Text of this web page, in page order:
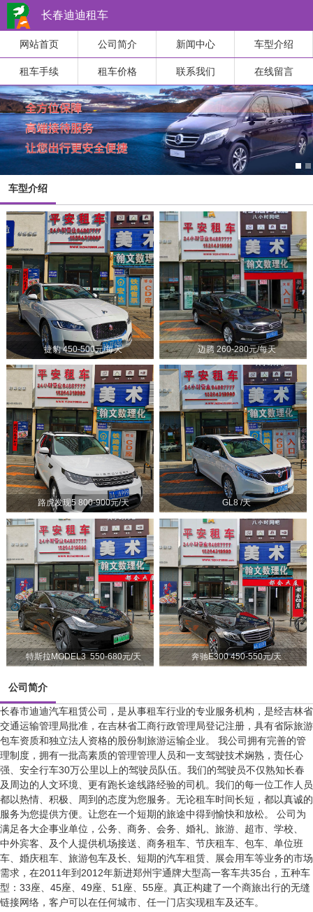
长春迪迪租车
网站首页 公司简介 新闻中心 车型介绍
租车手续 租车价格 联系我们 在线留言
车型介绍
捷豹 450-500元/每天 迈腾 260-280元/每天
路虎发现5 800-900元/天 GL8 /天
特斯拉MODEL3 550-680元/天 奔驰E300 450-550元/天
公司简介
长春市迪迪汽车租赁公司，是从事租车行业的专业服务机构，是经吉林省
交通运输管理局批准，在吉林省工商行政管理局登记注册，具有省际旅游
包车资质和独立法人资格的股份制旅游运输企业。 我公司拥有完善的管
理制度，拥有一批高素质的管理管理人员和一支驾驶技术娴熟，责任心
强、安全行车30万公里以上的驾驶员队伍。我们的驾驶员不仅熟知长春
及周边的人文环境、更有跑长途线路经验的司机。我们的每一位工作人员
都以热情、积极、周到的态度为您服务。无论租车时间长短，都以真诚的
服务为您提供方便。让您在一个短期的旅途中得到愉快和放松。 公司为
满足各大企事业单位，公务、商务、会务、婚礼、旅游、超市、学校、
中外宾客、及个人提供机场接送、商务租车、节庆租车、包车、单位班
车、婚庆租车、旅游包车及长、短期的汽车租赁、展会用车等业务的市场
需求，在2011年到2012年新进郑州宇通牌大型高一客车共35台，五种车
型：33座、45座、49座、51座、55座。真正构建了一个商旅出行的无缝
链接网络，客户可以在任何城市、任一门店实现租车及还车。